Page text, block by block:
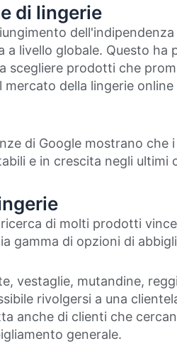
di lingerie
a livello globale. Questo ha
scegliere prodotti che
mercato della lingerie
di Google mostrano che
e in crescita negli ultimi
di molti prodotti
gamma di opzioni di
vestaglie, mutandine,
rivolgersi a una
anche di clienti che
generale.